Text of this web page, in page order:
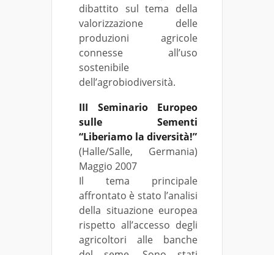
dibattito sul tema della
valorizzazione delle
produzioni agricole
connesse all’uso
sostenibile
dell’agrobiodiversità.
III Seminario Europeo
sulle Sementi
“Liberiamo la diversità!”
(Halle/Salle, Germania)
Maggio 2007
Il tema principale
affrontato è stato l’analisi
della situazione europea
rispetto all’accesso degli
agricoltori alle banche